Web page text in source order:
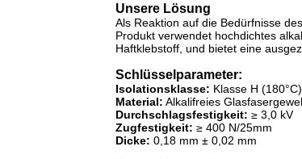
Unsere Lösung
Als Reaktion auf die Bedürfnisse
Produkt verwendet hochdichtes
Haftklebstoff, und bietet eine
Schlüsselparameter:
Isolationsklasse: Klasse H (180°C)
Material: Alkalifreies
Durchschlagsfestigkeit: ≥ 3,0 kV
Zugfestigkeit: ≥ 400 N/25mm
Dicke: 0,18 mm ± 0,02 mm